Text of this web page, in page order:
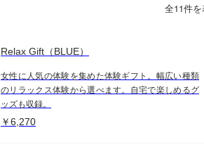
全11件
Relax Gift（BLUE）
女性に人気の体験を集めた体験ギフト。幅広い種類
のリラックス体験から選べます。自宅で楽しめるグ
ッズも収録。
￥6,270